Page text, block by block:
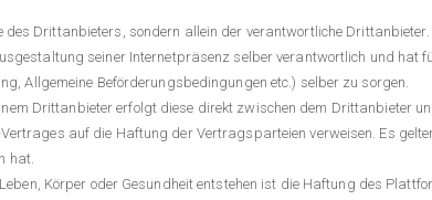
Drittanbieters, sondern allein der verantwortliche
seiner Internetpräsenz selber verantwortlich und hat
Allgemeine Beförderungsbedingungen etc.) selber zu sorgen.
Drittanbieter erfolgt diese direkt zwischen dem Drittanbieter
auf die Haftung der Vertragsparteien verweisen. Es
hat.
Körper oder Gesundheit entstehen ist die Haftung des